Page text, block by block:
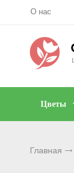
О нас
Цветы
Главная